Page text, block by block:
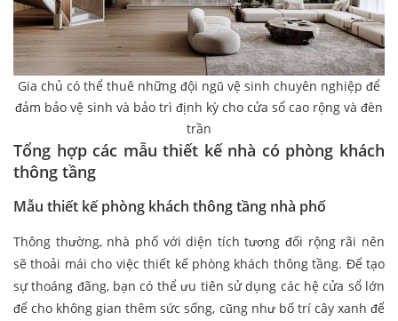
Gia chủ có thể thuê những đội ngũ vệ sinh chuyên nghiệp để
đảm bảo vệ sinh và bảo trì định kỳ cho cửa sổ cao rộng và đèn
trần
Tổng hợp các mẫu thiết kế nhà có phòng khách
thông tầng
Mẫu thiết kế phòng khách thông tầng nhà phố
Thông thường, nhà phố với diện tích tương đối rộng rãi nên
sẽ thoải mái cho việc thiết kế phòng khách thông tầng. Để tạo
sự thoáng đãng, bạn có thể ưu tiên sử dụng các hệ cửa sổ lớn
để cho không gian thêm sức sống, cũng như bố trí cây xanh để